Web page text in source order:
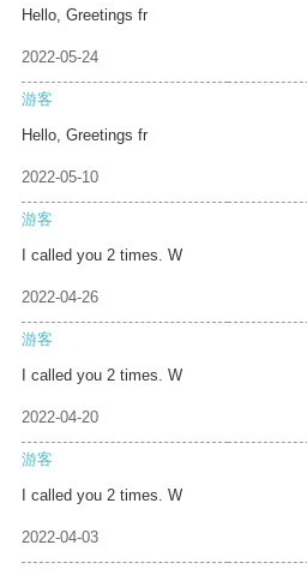
Hello, Greetings fr
2022-05-24
游客
Hello, Greetings fr
2022-05-10
游客
I called you 2 times. W
2022-04-26
游客
I called you 2 times. W
2022-04-20
游客
I called you 2 times. W
2022-04-03